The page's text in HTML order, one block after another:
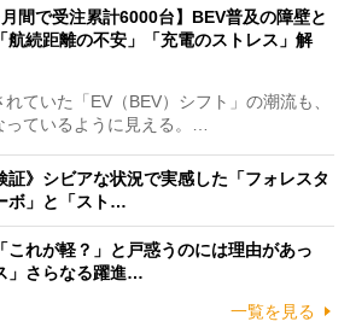
月間で受注累計6000台】BEV普及の障壁と
航続距離の不安」「充電のストレス」解
ていた「EV（BEV）シフト」の潮流も、
っているように見える。…
証》シビアな状況で実感した「フォレスタ
ボ」と「スト…
これが軽？」と戸惑うのには理由があっ
さらなる躍進…
一覧を見る